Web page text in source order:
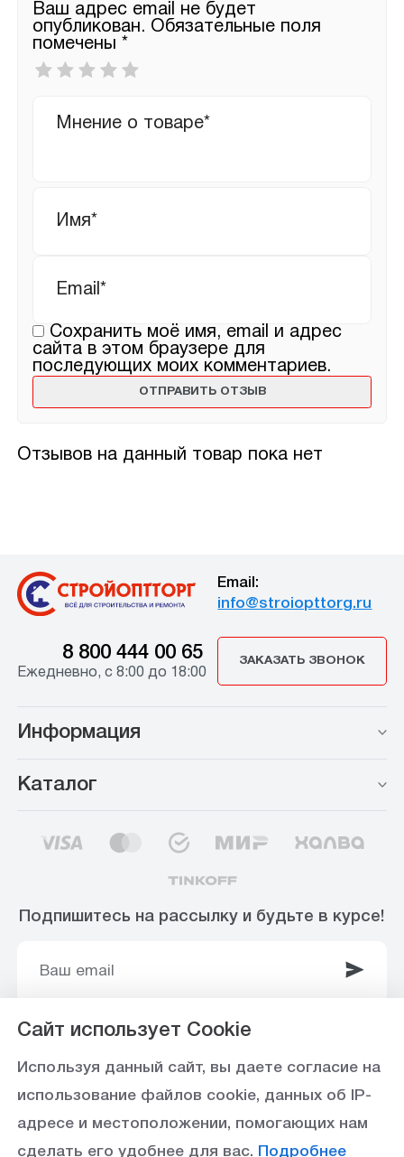
Отзывов на данный товар пока нет
Ваш адрес email не будет
опубликован. Обязательные поля
помечены *
Ваша
оценка
отзыв
Сохранить моё имя, email и адрес
сайта в этом браузере для
последующих моих комментариев.
Email:
info@stroiopttorg.ru
8 800 444 00 65
Ежедневно, с 8:00 до 18:00
ЗАКАЗАТЬ ЗВОНОК
Информация
Каталог
Подпишитесь на рассылку и будьте в курсе!
Ставропольское отделение №5230 ПАО Сбербанк,
БИК 040702615
Сайт использует Cookie
Используя данный сайт, вы даете согласие на
использование файлов cookie, данных об IP-
адресе и местоположении, помогающих нам
сделать его удобнее для вас. Подробнее